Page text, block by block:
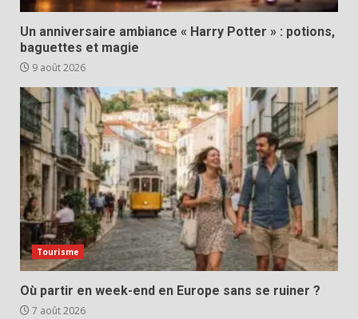
Un anniversaire ambiance « Harry Potter » : potions,
baguettes et magie
9 août 2026
Tourisme
Où partir en week-end en Europe sans se ruiner ?
7 août 2026